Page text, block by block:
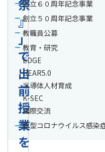
祭
』
」
で
出
前
授
業
を
創立６０周年記念事業
創立５０周年記念事業
教職員公募
教育・研究
EDGE
GEAR5.0
半導体人材育成
K-SEC
国際交流
新型コロナウイルス感染